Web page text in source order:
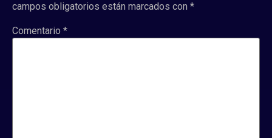
campos obligatorios están marcados con *
Comentario *